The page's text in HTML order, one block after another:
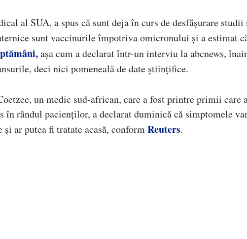
al SUA, a spus că sunt deja în curs de desfășurare
sunt vaccinurile împotriva omicronului și a estimat
așa cum a declarat într-un interviu la abcnews,
deci nici pomeneală de date științifice.
un medic sud-african, care a fost printre primii care
în rândul pacienților, a declarat duminică că simptomele
și ar putea fi tratate acasă, conformReuters.